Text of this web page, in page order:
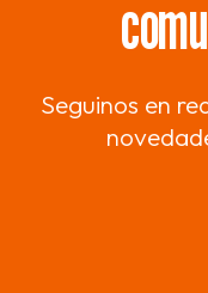
Seguinos en